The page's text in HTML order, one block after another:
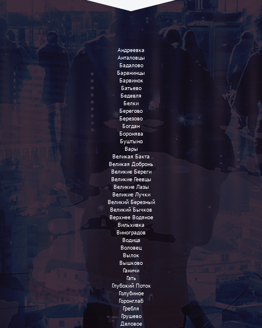
Андреевка
Анталовцы
Бадалово
Баранинцы
Барвинок
Батьево
Бедевля
Белки
Берегово
Березово
Богдан
Боронява
Буштыно
Вары
Великая Бакта
Великая Добронь
Великие Береги
Великие Геевцы
Великие Лазы
Великие Лучки
Великий Березный
Великий Бычков
Верхнее Водяное
Вильхивка
Виноградов
Водица
Воловец
Вылок
Вышково
Ганичи
Гать
Глубокий Поток
Голубиное
Горонглаб
Гребля
Грушево
Деловое